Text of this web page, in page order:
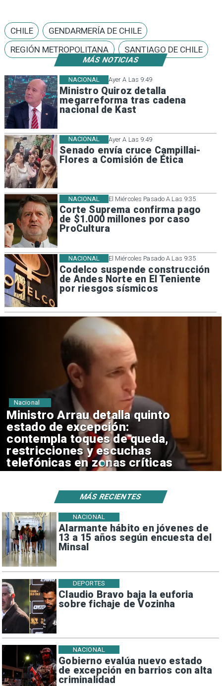
MÁS NOTICIAS
Ayer A Las 9:49
Ministro Quiroz detalla
megarreforma tras cadena
nacional de Kast
NACIONAL
Ayer A Las 9:49
Senado envía cruce Campillai-
Flores a Comisión de Ética
NACIONAL
El Miércoles Pasado A Las 9:35
Corte Suprema confirma pago
de $1.000 millones por caso
ProCultura
NACIONAL
El Miércoles Pasado A Las 9:35
Codelco suspende construcción
de Andes Norte en El Teniente
por riesgos sísmicos
NACIONAL
CHILE
GENDARMERÍA DE CHILE
REGIÓN METROPOLITANA
SANTIAGO DE CHILE
Ministro Arrau defiende
secreto bancario y asegura
que Fiscalía logra levantarlo en
la mayoría de casos
Nacional
Alarmante hábito en jóvenes de
13 a 15 años según encuesta del
Minsal
NACIONAL
Claudio Bravo baja la euforia
sobre fichaje de Vozinha
DEPORTES
Gobierno evalúa nuevo estado
de excepción en barrios con alta
criminalidad
NACIONAL
MÁS RECIENTES